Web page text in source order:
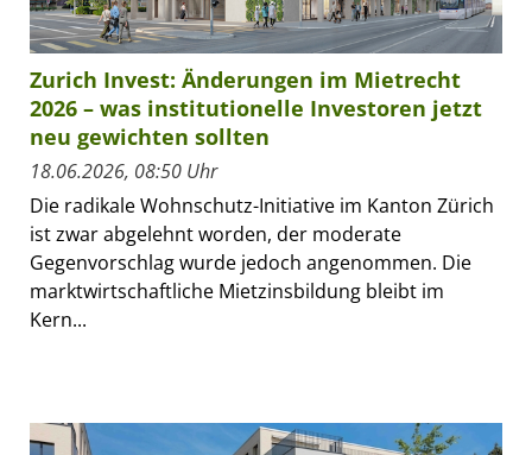
Zurich Invest: Änderungen im Mietrecht
2026 – was institutionelle Investoren jetzt
neu gewichten sollten
18.06.2026, 08:50 Uhr
Die radikale Wohnschutz-Initiative im Kanton Zürich
ist zwar abgelehnt worden, der moderate
Gegenvorschlag wurde jedoch angenommen. Die
marktwirtschaftliche Mietzinsbildung bleibt im
Kern...